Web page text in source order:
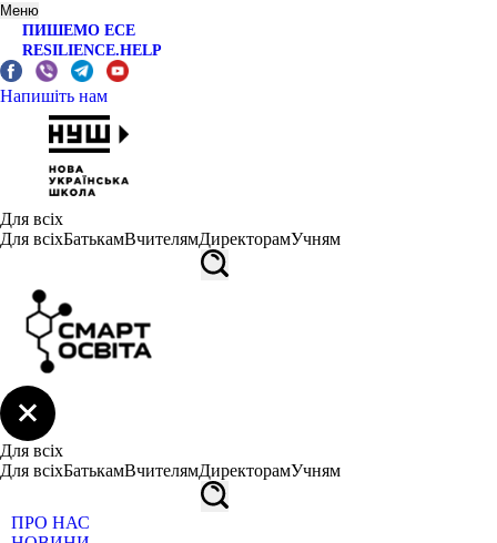
Меню
ПИШЕМО ЕСЕ
RESILIENCE.HELP
Напишіть нам
Для всіх
Для всіхБатькамВчителямДиректорамУчням
Для всіх
Для всіхБатькамВчителямДиректорамУчням
ПРО НАС